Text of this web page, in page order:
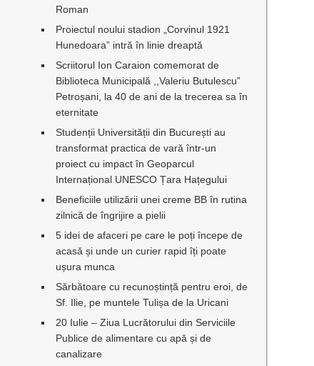
Roman
Proiectul noului stadion „Corvinul 1921
Hunedoara” intră în linie dreaptă
Scriitorul Ion Caraion comemorat de
Biblioteca Municipală ,,Valeriu Butulescu”
Petroșani, la 40 de ani de la trecerea sa în
eternitate
Studenții Universității din București au
transformat practica de vară într-un
proiect cu impact în Geoparcul
Internațional UNESCO Țara Hațegului
Beneficiile utilizării unei creme BB în rutina
zilnică de îngrijire a pielii
5 idei de afaceri pe care le poți începe de
acasă și unde un curier rapid îți poate
ușura munca
Sărbătoare cu recunoștință pentru eroi, de
Sf. Ilie, pe muntele Tulișa de la Uricani
20 Iulie – Ziua Lucrătorului din Serviciile
Publice de alimentare cu apă și de
canalizare